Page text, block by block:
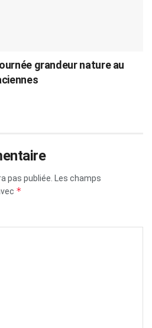
grandeur nature au
pas publiée. Les champs
*